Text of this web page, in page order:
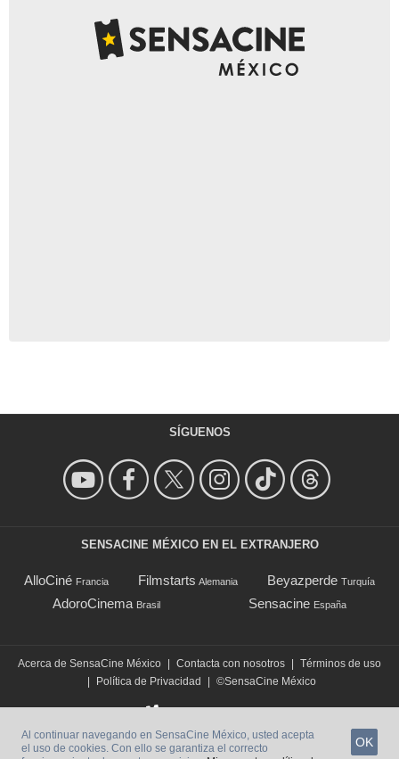
SÍGUENOS
SENSACINE MÉXICO EN EL EXTRANJERO
AlloCiné Francia Filmstarts Alemania Beyazperde Turquía
AdoroCinema Brasil Sensacine España
Acerca de SensaCine México | Contacta con nosotros | Términos de uso
|
Política de Privacidad | ©SensaCine México
Al continuar navegando en SensaCine México, usted acepta
el uso de cookies. Con ello se garantiza el correcto
OK